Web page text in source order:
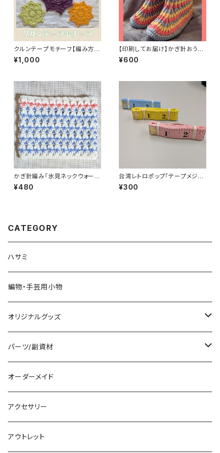
クルンテープモチーフ【編み方・
編み図・糸セット】
¥1,000
【印刷してお届け】かぎ針おうち
ブーツの編み方と編み図
¥600
かぎ針編み「氷見ネックウォーマ
ー」編み方と編み図
¥480
台湾レトロポップ「テープメジャ
ー」
¥300
CATEGORY
ハサミ
編物・手芸用小物
オリジナルグッズ
編み物パターン
パーツ/副資材
タグ
顔パーツ
ボタン
オーダーメイド
アクセサリー
アウトレット